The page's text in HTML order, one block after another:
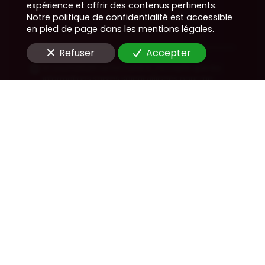
informations saisies soient utilisées pour me
expérience et offrir des contenus pertinents.
Notre politique de confidentialité est accessible
en pied de page dans les mentions légales.
Refuser Accepter